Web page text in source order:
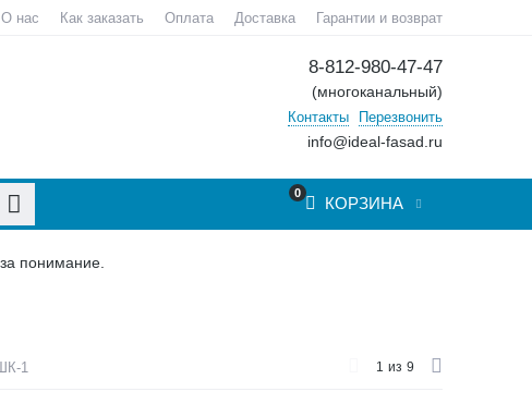
О нас Как заказать Оплата Доставка Гарантии и возврат
8-812-980-47-47
(многоканальный)
Контакты Перезвонить
info@ideal-fasad.ru
0
КОРЗИНА
понимание.
1 1 из 9